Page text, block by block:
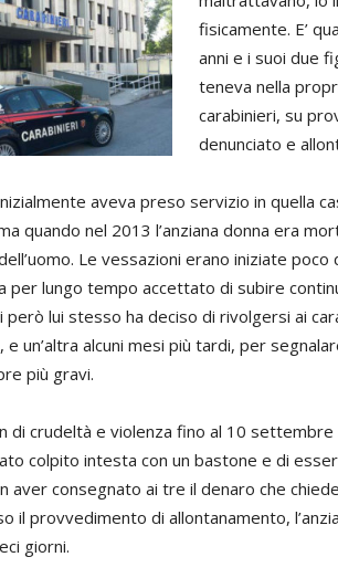
fisicamente. E’
anni e i suoi due
teneva nella
carabinieri, su
denunciato e
aveva preso servizio in quella
quando nel 2013 l’anziana donna era
Le vessazioni erano iniziate
per lungo tempo accettato di subire
però lui stesso ha deciso di rivolgersi ai
e un’altra alcuni mesi più tardi, per
più gravi.
di crudeltà e violenza fino al 10
colpito intesta con un bastone e di
aver consegnato ai tre il denaro che
il provvedimento di allontanamento,
giorni.